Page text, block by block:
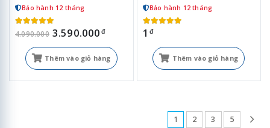
Bảo hành 12 tháng
4.090.000 3.590.000 đ
Thêm vào giỏ hàng
Bảo hành 12 tháng
1 đ
Thêm vào giỏ hàng
1 2 3 5